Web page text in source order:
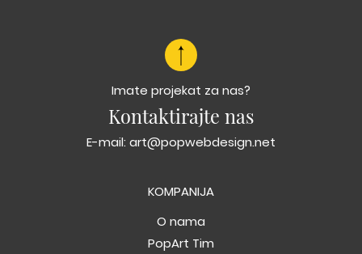
Imate projekat za nas?
Kontaktirajte nas
E-mail: art@popwebdesign.net
KOMPANIJA
O nama
PopArt Tim